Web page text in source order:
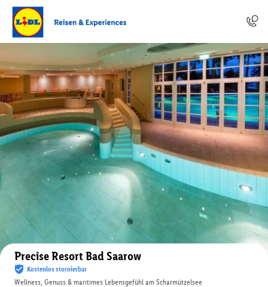
Auf der Karte anzeigen
Precise Resort Bad Saarow
Kostenlos stornierbar
Wellness, Genuss & maritimes Lebensgefühl am Scharmützelsee